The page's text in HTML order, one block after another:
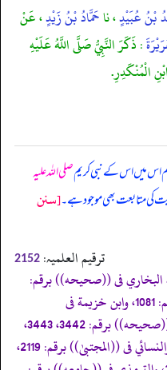
بْنُ عُبَيْدٍ، ناحَمَّادُ بْنُ زَيْدٍ، عَنْ
: ذَكَرَ النَّبِيُّ صَلَّى اللَّهُ عَلَيْهِ
الْمُنْكَدِرِ.
اس میں اس کے نبی کریمصلی اللہ علیہ
کی متابعت بھی موجود ہے۔[سنن
ترقیم العلمیہ: 2152
فى ((صحيحه)) برقم:
1909، 1914، ومسلم فى ((صحيحه)) برقم: 1081، وابن خزيمة فى
((صحيحه)) برقم: 1908، وابن حبان فى ((صحيحه)) برقم: 3442، 3443،
والحاكم فى ((مستدركه)) برقم: 1553، والنسائي فى ((المجتبیٰ)) برقم: 2119،